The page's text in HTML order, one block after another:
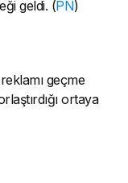
geldi. (PN)
geçme
ortaya